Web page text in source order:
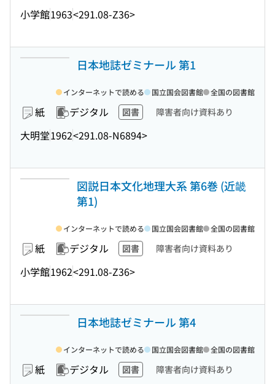
小学館1963<291.08-Z36>
日本地誌ゼミナール 第1
紙 デジタル 図書 障害者向け資料あり
大明堂1962<291.08-N6894>
インターネットで読める 国立国会図書館 全国の図書館
図説日本文化地理大系 第6巻 (近畿
第1)
紙 デジタル 図書 障害者向け資料あり
小学館1962<291.08-Z36>
インターネットで読める 国立国会図書館 全国の図書館
日本地誌ゼミナール 第4
紙 デジタル 図書 障害者向け資料あり
インターネットで読める 国立国会図書館 全国の図書館